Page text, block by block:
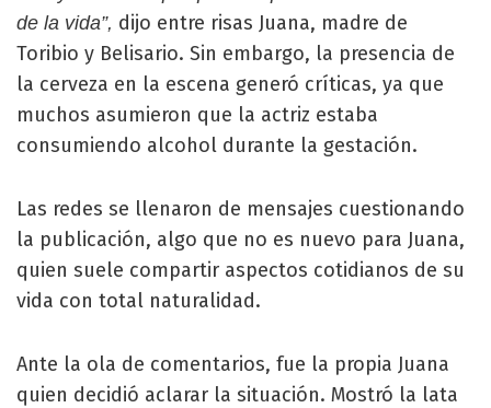
de la vida”, dijo entre risas Juana, madre de
Toribio y Belisario. Sin embargo, la presencia de
la cerveza en la escena generó críticas, ya que
muchos asumieron que la actriz estaba
consumiendo alcohol durante la gestación.
Las redes se llenaron de mensajes cuestionando
la publicación, algo que no es nuevo para Juana,
quien suele compartir aspectos cotidianos de su
vida con total naturalidad.
Ante la ola de comentarios, fue la propia Juana
quien decidió aclarar la situación. Mostró la lata